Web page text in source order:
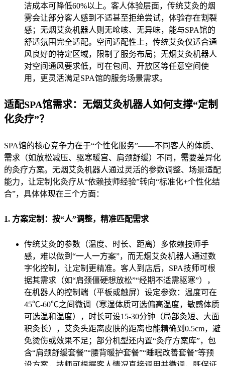
洁成本可降低60%以上。客人体验层面，传统艾灸的烟
雾会让部分客人感到不适甚至拒绝尝试，体验存在割裂
感；无烟艾灸机器人则无呛咳、无异味，能与SPA馆的
舒适氛围完全适配。空间适配性上，传统艾灸仅适合通
风良好的特定区域，限制了服务布局；无烟艾灸机器人
对空间通风要求低，可在包间、开放区等任意空间使
用，更灵活满足SPA馆的服务场景需求。
适配SPA馆需求：无烟艾灸机器人如何支撑“定制
化灸疗”？
SPA馆的核心竞争力在于“个性化服务”——不同客人的体质、
需求（如放松减压、驱寒暖宫、肩颈舒缓）不同，需要差异化
的灸疗方案。无烟艾灸机器人通过灵活的参数调整、场景适配
能力，让定制化灸疗从“依赖技师经验”转向“标准化+个性化结
合”，具体体现在三个方面：
1. 方案定制：按“人”调整，精准匹配需求
传统艾灸的参数（温度、时长、距离）多依赖技师手
感，难以做到“一人一方案”，而无烟艾灸机器人通过数
字化控制，让定制更精准。客人到店后，SPA技师可根
据其需求（如“肩颈僵硬想放松”“经期不适需驱寒”），
在机器人的控制端（平板或触屏）设定参数：温度可在
45℃-60℃之间微调（寒湿体质可选偏高温度，敏感体质
可选温和温度），时长可设15-30分钟（局部灸短、大面
积灸长），艾灸头距离皮肤的距离也能精确到0.5cm，避
免烫伤或效果不足；部分机型还内置“灸疗方案库”，包
含“肩颈舒缓套餐”“腰背暖护套餐”“睡眠改善套餐”等预